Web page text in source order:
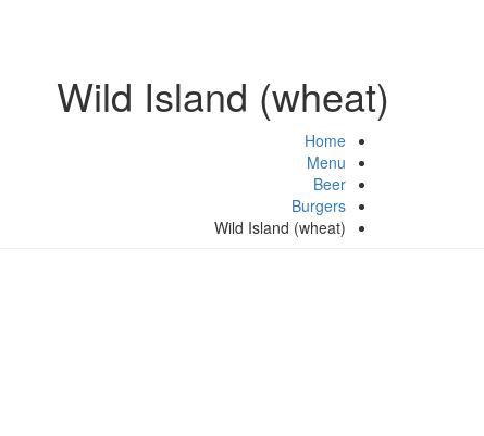
Wild Island (wheat)
Home
Menu
Beer
Burgers
Wild Island (wheat)